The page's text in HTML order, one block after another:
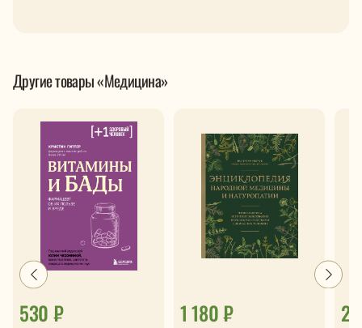
Другие товары «Медицина»
530 ₽ 1 180 ₽